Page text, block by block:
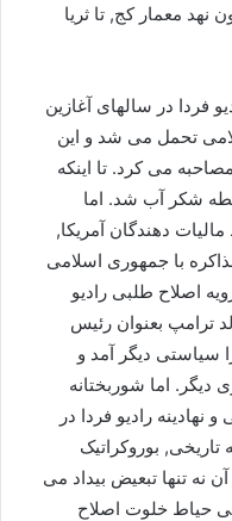
معمار کج, تا ثریا
فردا در سالهای آغازین
تحمل می شد و این
مصاحبه می کرد. تا اینکه
این رابطه شکر آب شد. اما
دهندگان آمریکا,
با جمهوری اسلامی
اصلاح طلبی رادیو
ترامپ بعنوان رئیس
سیاستی دیگر آمد و
دیگر. اما شوربختانه
رادیو فردا در
بوروکراتیک
نه تنها تبعیض بیداد می
حیاط خلوت اصلاح